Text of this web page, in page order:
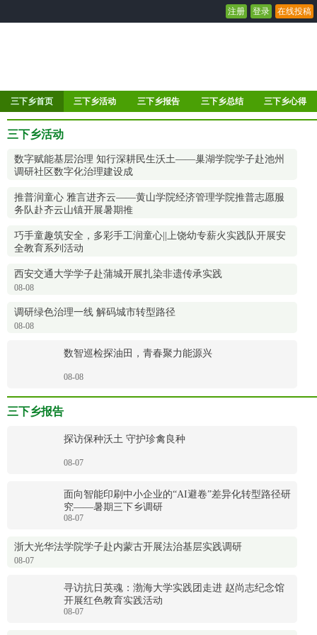
注册 登录 在线投稿
三下乡首页 三下乡活动 三下乡报告 三下乡总结 三下乡心得
三下乡活动
数字赋能基层治理 知行深耕民生沃土——巢湖学院学子赴池州
调研社区数字化治理建设成
推普润童心 雅言进齐云——黄山学院经济管理学院推普志愿服
务队赴齐云山镇开展暑期推
巧手童趣筑安全，多彩手工润童心||上饶幼专薪火实践队开展安
全教育系列活动
西安交通大学学子赴蒲城开展扎染非遗传承实践
08-08
调研绿色治理一线 解码城市转型路径
08-08
数智巡检探油田，青春聚力能源兴
08-08
三下乡报告
探访保种沃土 守护珍禽良种
08-07
面向智能印刷中小企业的“AI避卷”差异化转型路径研
究——暑期三下乡调研
08-07
浙大光华法学院学子赴内蒙古开展法治基层实践调研
08-07
寻访抗日英魂：渤海大学实践团走进 赵尚志纪念馆
开展红色教育实践活动
08-07